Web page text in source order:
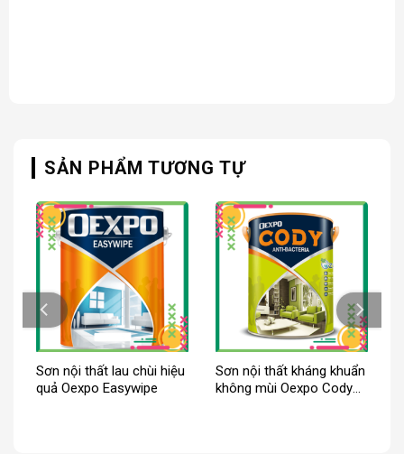
SẢN PHẨM TƯƠNG TỰ
Sơn nội thất lau chùi hiệu
quả Oexpo Easywipe
Sơn nội thất kháng khuẩn
không mùi Oexpo Cody